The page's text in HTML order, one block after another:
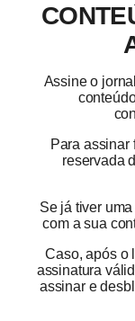
Assine o
Para assinar
reservada
Se já tiver
com a sua
Caso, após o
assinatura
assinar e